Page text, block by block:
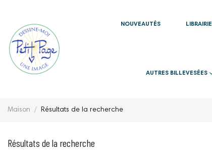
NOUVEAUTÉS LIBRAIRIE
AUTRES BILLEVESÉES
Maison Résultats de la recherche
Résultats de la recherche